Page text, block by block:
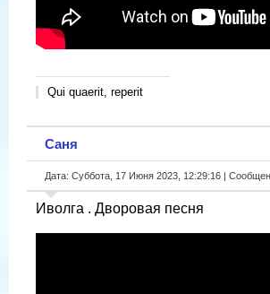
Qui quaerit, reperit
Саня
Дата: Суббота, 17 Июня 2023, 12:29:16 |
Иволга . Дворовая песня